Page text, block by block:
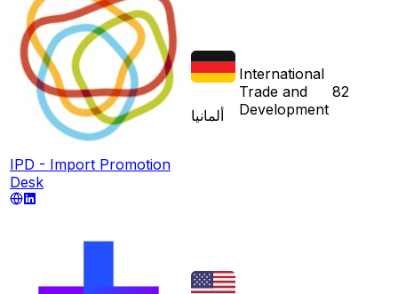
IPD - Import Promotion
Desk
ألمانيا
International
Trade and
Development
82